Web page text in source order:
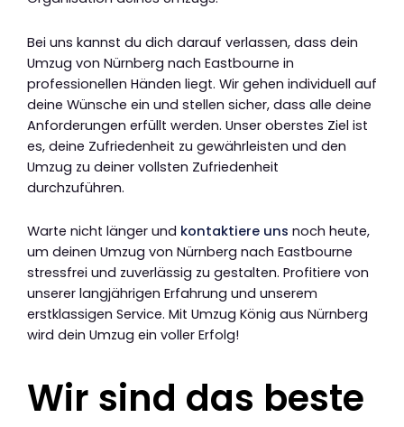
Bei uns kannst du dich darauf verlassen, dass dein
Umzug von Nürnberg nach Eastbourne in
professionellen Händen liegt. Wir gehen individuell auf
deine Wünsche ein und stellen sicher, dass alle deine
Anforderungen erfüllt werden. Unser oberstes Ziel ist
es, deine Zufriedenheit zu gewährleisten und den
Umzug zu deiner vollsten Zufriedenheit
durchzuführen.
Warte nicht länger und kontaktiere uns noch heute,
um deinen Umzug von Nürnberg nach Eastbourne
stressfrei und zuverlässig zu gestalten. Profitiere von
unserer langjährigen Erfahrung und unserem
erstklassigen Service. Mit Umzug König aus Nürnberg
wird dein Umzug ein voller Erfolg!
Wir sind das beste